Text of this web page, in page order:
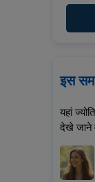
इस
यहां
देखे जाने